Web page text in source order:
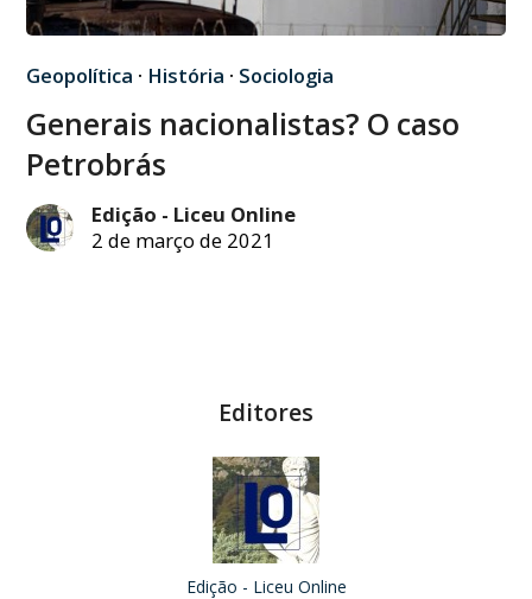
Geopolítica · História · Sociologia
Generais nacionalistas? O caso
Petrobrás
Edição - Liceu Online
2 de março de 2021
Editores
Edição - Liceu Online